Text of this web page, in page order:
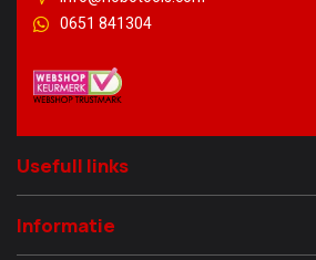
0651 841304
Usefull links
Informatie